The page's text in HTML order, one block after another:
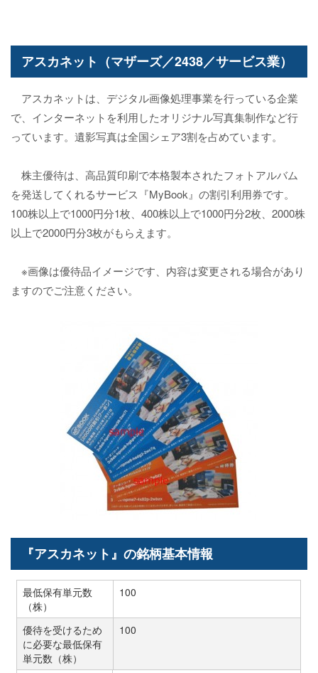
アスカネット（マザーズ／2438／サービス業）
アスカネットは、デジタル画像処理事業を行っている企業
で、インターネットを利用したオリジナル写真集制作など行
っています。遺影写真は全国シェア3割を占めています。
株主優待は、高品質印刷で本格製本されたフォトアルバム
を発送してくれるサービス『MyBook』の割引利用券です。
100株以上で1000円分1枚、400株以上で1000円分2枚、2000株
以上で2000円分3枚がもらえます。
※画像は優待品イメージです、内容は変更される場合があり
ますのでご注意ください。
『アスカネット』の銘柄基本情報
最低保有単元数
（株）
100
優待を受けるため
に必要な最低保有
単元数（株）
100